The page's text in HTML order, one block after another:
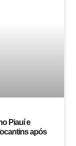
Piauí e
após